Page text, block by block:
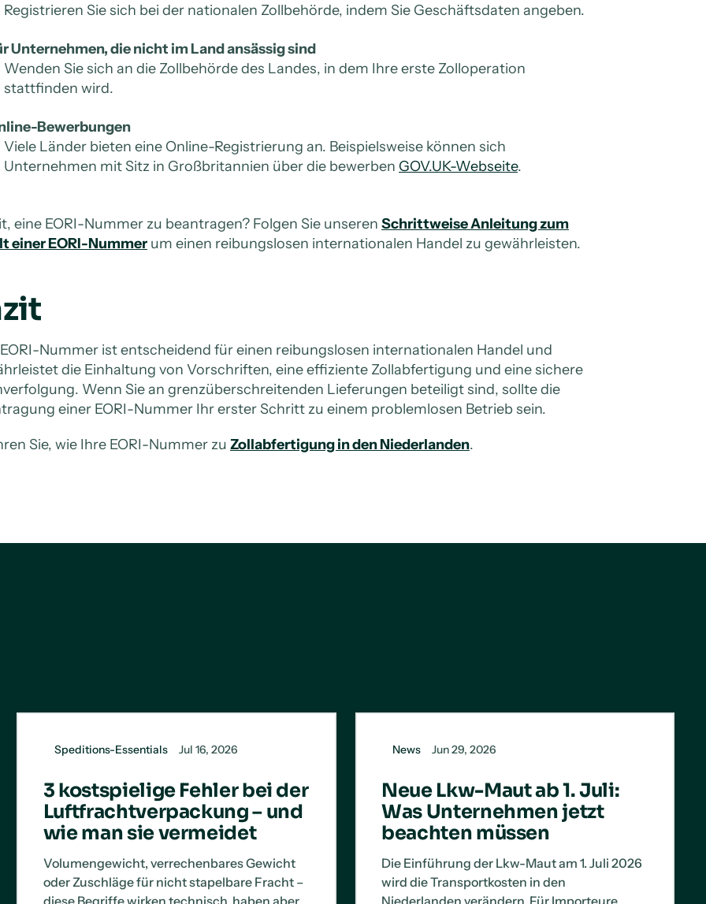
Registrieren Sie sich bei der nationalen Zollbehörde, indem Sie Geschäftsdaten angeben.
Unternehmen, die nicht im Land ansässig sind
Wenden Sie sich an die Zollbehörde des Landes, in dem Ihre erste Zolloperation
stattfinden wird.
Bewerbungen
Viele Länder bieten eine Online-Registrierung an. Beispielsweise können sich
Unternehmen mit Sitz in Großbritannien über die bewerben GOV.UK-Webseite.
eine EORI-Nummer zu beantragen? Folgen Sie unseren Schrittweise Anleitung zum
einer EORI-Nummer um einen reibungslosen internationalen Handel zu gewährleisten.
Nummer ist entscheidend für einen reibungslosen internationalen Handel und
die Einhaltung von Vorschriften, eine effiziente Zollabfertigung und eine sichere
Wenn Sie an grenzüberschreitenden Lieferungen beteiligt sind, sollte die
einer EORI-Nummer Ihr erster Schritt zu einem problemlosen Betrieb sein.
Sie, wie Ihre EORI-Nummer zu Zollabfertigung in den Niederlanden.
Speditions-Essentials Jul 16, 2026
3 kostspielige Fehler bei der
Luftfrachtverpackung – und
wie man sie vermeidet
Volumengewicht, verrechenbares Gewicht
oder Zuschläge für nicht stapelbare Fracht –
diese Begriffe wirken technisch, haben aber
News Jun 29, 2026
Neue Lkw-Maut ab 1. Juli:
Was Unternehmen jetzt
beachten müssen
Die Einführung der Lkw-Maut am 1. Juli 2026
wird die Transportkosten in den
Niederlanden verändern. Für Importeure,